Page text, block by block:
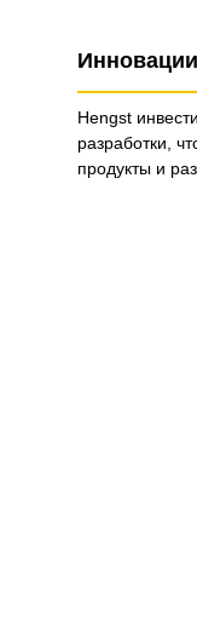
Инновации
Hengst
разработки,
продукты и